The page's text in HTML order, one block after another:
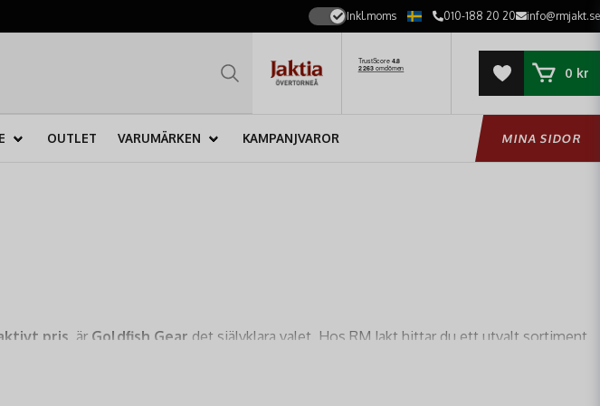
Inkl.moms 010-188 20 20 info@rmjakt.se
0 kr
OUTLET VARUMÄRKEN KAMPANJVAROR MINA SIDOR
pris , är Goldfish Gear det självklara valet. Hos RM Jakt hittar du ett utvalt sortiment
som vet exakt vad som fungerar på vattnet.